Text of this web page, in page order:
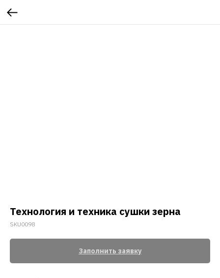
Технология и техника сушки зерна
SKU0098
Заполнить заявку